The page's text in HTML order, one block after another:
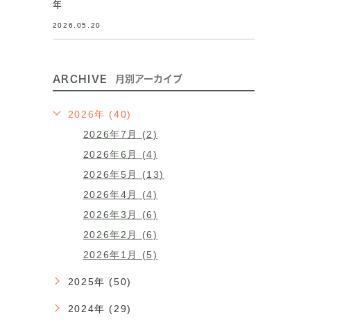
年
2026.05.20
ARCHIVE 月別アーカイブ
2026年 (40)
2026年7月 (2)
2026年6月 (4)
2026年5月 (13)
2026年4月 (4)
2026年3月 (6)
2026年2月 (6)
2026年1月 (5)
2025年 (50)
2024年 (29)